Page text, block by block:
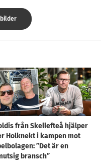
från Skellefteå hjälper
Holknekt i kampen mot
”Det är en
bransch”